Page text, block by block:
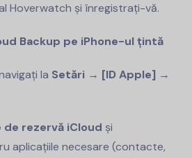
Hoverwatch și înregistrați-vă.
Backup pe iPhone-ul țintă
la Setări → [ID Apple] →
de rezervă iCloud și
aplicațiile necesare (contacte,